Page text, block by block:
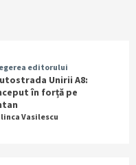
editorului
Unirii A8:
în forță pe
Vasilescu